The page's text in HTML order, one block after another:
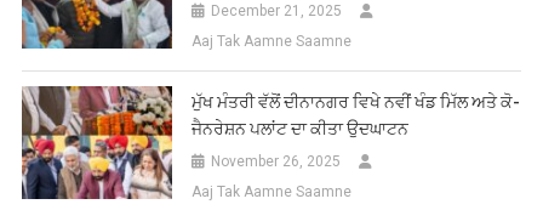
December 21, 2025
Aaj Tak Aamne Saamne
ਮੁੱਖ ਮੰਤਰੀ ਵੱਲੋਂ ਦੀਨਾਨਗਰ ਵਿਖੇ ਨਵੀਂ ਖੰਡ ਮਿੱਲ ਅਤੇ ਕੋ-
ਜੈਨਰੇਸ਼ਨ ਪਲਾਂਟ ਦਾ ਕੀਤਾ ਉਦਘਾਟਨ
November 26, 2025
Aaj Tak Aamne Saamne